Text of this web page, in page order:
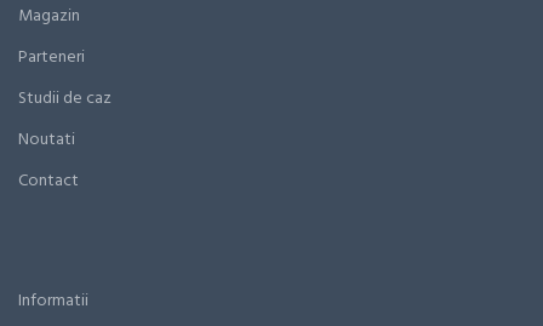
Magazin
Parteneri
Studii de caz
Noutati
Contact
Informatii